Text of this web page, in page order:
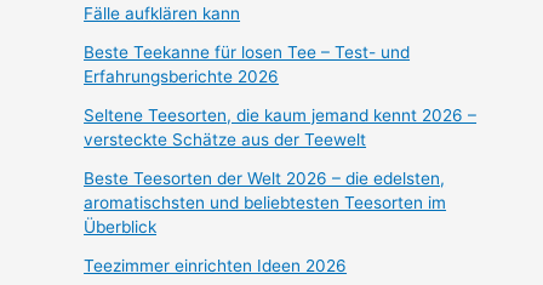
Fälle aufklären kann
Beste Teekanne für losen Tee – Test- und
Erfahrungsberichte 2026
Seltene Teesorten, die kaum jemand kennt 2026 –
versteckte Schätze aus der Teewelt
Beste Teesorten der Welt 2026 – die edelsten,
aromatischsten und beliebtesten Teesorten im
Überblick
Teezimmer einrichten Ideen 2026